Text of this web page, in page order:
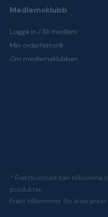
Medlemsklubb
Logga in / Bli medlem
Min orderhistorik
Om medlemsklubben
* Fraktkostnad kan tillkomma
produkter
Frakt tillkommer för